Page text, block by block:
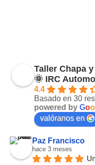
Taller Chapa
🌞 IRC
4.4
Basado en 30
powered by Goo
valóranos en
Paz Francisco
hace 3 meses